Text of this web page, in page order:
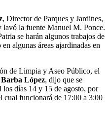
, Director de Parques y Jardines,
lavó la fuente Manuel M. Ponce.
se harán algunos trabajos de
algunas áreas ajardinadas en
de Limpia y Aseo Público, el
López, dijo que se
los días 14 y 15 de agosto, por
cual funcionará de 17:00 a 3:00